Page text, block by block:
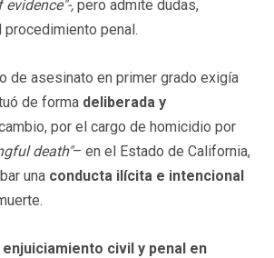
, pero admite dudas,
penal.
de asesinato en primer grado exigía
de forma deliberada y
por el cargo de homicidio por
death"– en el Estado de California,
una conducta ilícita e intencional
enjuiciamiento civil y penal en